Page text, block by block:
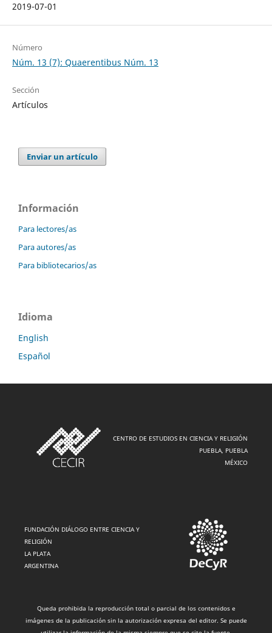
2019-07-01
Número
Núm. 13 (7): Quaerentibus Núm. 13
Sección
Artículos
Enviar un artículo
Información
Para lectores/as
Para autores/as
Para bibliotecarios/as
Idioma
English
Español
CENTRO DE ESTUDIOS EN CIENCIA Y RELIGIÓN
PUEBLA, PUEBLA
MÉXICO
FUNDACIÓN DIÁLOGO ENTRE CIENCIA Y
RELIGIÓN
LA PLATA
ARGENTINA
Queda prohibida la reproducción total o parcial de los contenidos e
imágenes de la publicación sin la autorización expresa del editor. Se puede